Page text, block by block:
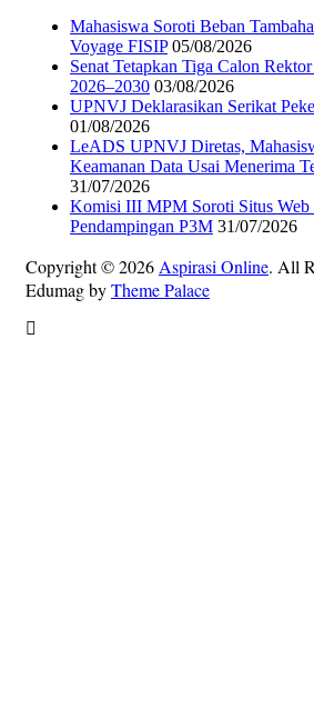
Mahasiswa Soroti Beban
Voyage FISIP 05/08/2026
Senat Tetapkan Tiga Calon
2026–2030 03/08/2026
UPNVJ Deklarasikan Serikat
01/08/2026
LeADS UPNVJ Diretas,
Keamanan Data Usai Menerima
31/07/2026
Komisi III MPM Soroti Situs Web
Pendampingan P3M 31/07/2026
Copyright © 2026 Aspirasi Online. All
Edumag byTheme Palace